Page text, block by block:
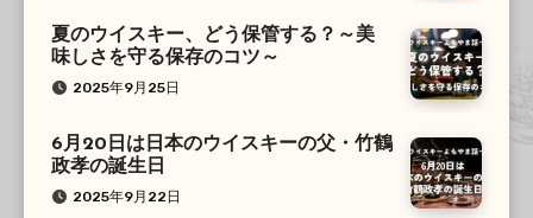
夏のウイスキー、どう保管する？～美
味しさを守る保存のコツ～
2025年9月25日
6月20日は日本のウイスキーの父・竹鶴
政孝の誕生日
2025年9月22日